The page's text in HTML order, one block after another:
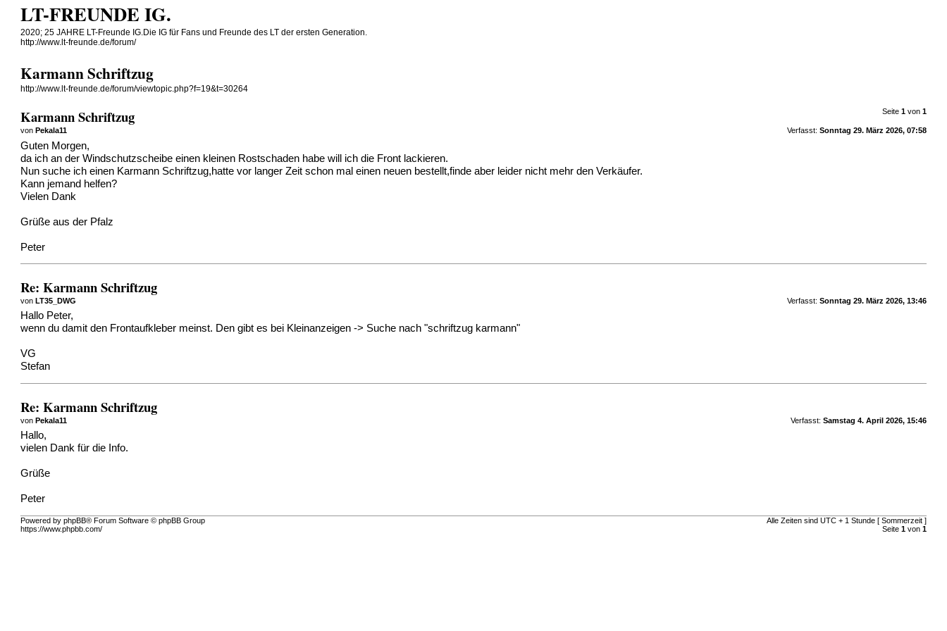
LT-FREUNDE IG.
2020; 25 JAHRE LT-Freunde IG.Die IG für Fans und Freunde des LT der ersten Generation.
http://www.lt-freunde.de/forum/
Karmann Schriftzug
http://www.lt-freunde.de/forum/viewtopic.php?f=19&t=30264
Seite 1von 1
Karmann Schriftzug
Verfasst: Sonntag 29. März 2026, 07:58
vonPekala11
Guten Morgen,
da ich an der Windschutzscheibe einen kleinen Rostschaden habe will ich die Front lackieren.
Nun suche ich einen Karmann Schriftzug,hatte vor langer Zeit schon mal einen neuen bestellt,finde aber leider nicht mehr den Verkäufer.
Kann jemand helfen?
Vielen Dank
Grüße aus der Pfalz
Peter
Re: Karmann Schriftzug
Verfasst: Sonntag 29. März 2026, 13:46
vonLT35_DWG
Hallo Peter,
wenn du damit den Frontaufkleber meinst. Den gibt es bei Kleinanzeigen -> Suche nach "schriftzug karmann"
VG
Stefan
Re: Karmann Schriftzug
Verfasst: Samstag 4. April 2026, 15:46
vonPekala11
Hallo,
vielen Dank für die Info.
Grüße
Peter
Alle Zeiten sind UTC + 1 Stunde [ Sommerzeit ]
Seite 1von 1
Powered by phpBB® Forum Software © phpBB Group
https://www.phpbb.com/